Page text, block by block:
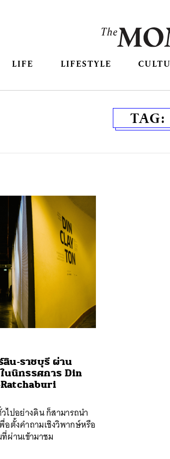
LIFE LIFESTYLE
TAG:
น-ราชบุรี ผ่าน
นนิทรรศการ Din
ไปอย่างดิน ก็สามารถนำ
อตั้งคำถามเชิงวิพากษ์หรือ
ผ่านเข้ามาชม